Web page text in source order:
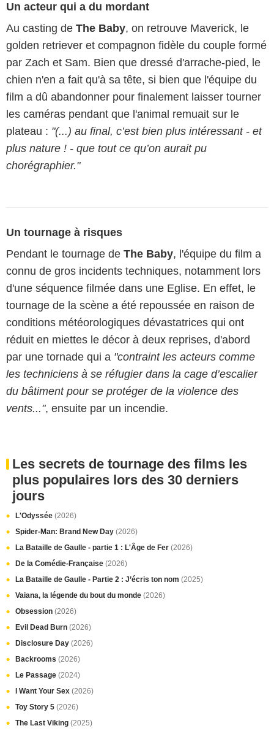
Un acteur qui a du mordant
Au casting de The Baby, on retrouve Maverick, le
golden retriever et compagnon fidèle du couple formé
par Zach et Sam. Bien que dressé d'arrache-pied, le
chien n'en a fait qu'à sa tête, si bien que l'équipe du
film a dû abandonner pour finalement laisser tourner
les caméras pendant que l'animal remuait sur le
plateau : "(...) au final, c’est bien plus intéressant - et
plus nature ! - que tout ce qu’on aurait pu
chorégraphier."
Un tournage à risques
Pendant le tournage de The Baby, l'équipe du film a
connu de gros incidents techniques, notamment lors
d'une séquence filmée dans une Eglise. En effet, le
tournage de la scène a été repoussée en raison de
conditions météorologiques dévastatrices qui ont
réduit en miettes le décor à deux reprises, d'abord
par une tornade qui a "contraint les acteurs comme
les techniciens à se réfugier dans la cage d’escalier
du bâtiment pour se protéger de la violence des
vents...", ensuite par un incendie.
Les secrets de tournage des films les
plus populaires lors des 30 derniers
jours
L'Odyssée (2026)
Spider-Man: Brand New Day (2026)
La Bataille de Gaulle - partie 1 : L'Âge de Fer (2026)
De la Comédie-Française (2026)
La Bataille de Gaulle - Partie 2 : J’écris ton nom (2025)
Vaiana, la légende du bout du monde (2026)
Obsession (2026)
Evil Dead Burn (2026)
Disclosure Day (2026)
Backrooms (2026)
Le Passage (2024)
I Want Your Sex (2026)
Toy Story 5 (2026)
The Last Viking (2025)